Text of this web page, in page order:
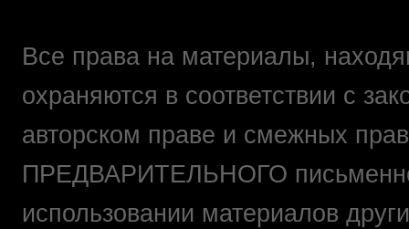
Все права на материалы,
охраняются в соответствии с
авторском праве и смежных
ПРЕДВАРИТЕЛЬНОГО
использовании материалов